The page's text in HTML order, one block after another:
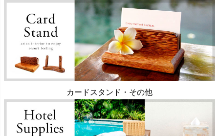
カードスタンド・その他